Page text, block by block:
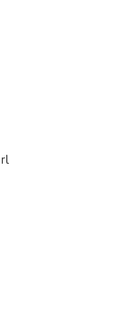
Bewertung von